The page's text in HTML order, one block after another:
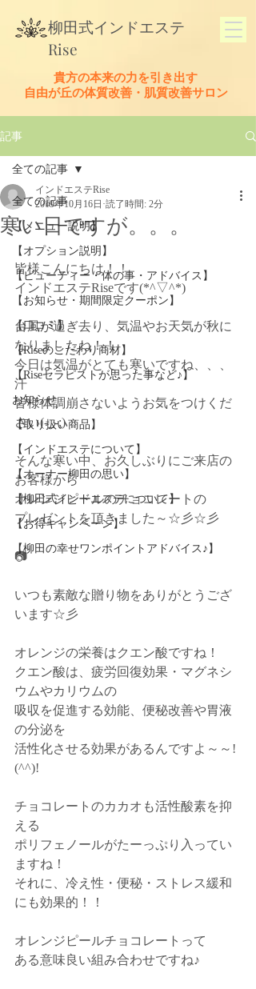
貴方の本来の力を引き出す
​自由が丘の体質改善・肌質改善サロン
​柳田式インドエステ
Rise
記事
全ての記事
【メニュー説明】
【オプション説明】
【ビューティー・体の事・アドバイス】
【お知らせ・期間限定クーポン】
【口コミ】
【Riseのこだわり商材】
【Riseセラピストが思った事など♪】
お知らせ
【取り扱い商品】
【インドエステについて】
【オーナー柳田の思い】
【柳田式インドエステについて】
【お得キャンペーン】
【柳田の幸せワンポイントアドバイス♪】
全ての記事
寒い日ですが。。。
インドエステRise
2019年10月16日 読了時間: 2分
皆様こんにちは！！
インドエステRiseです(*^▽^*)
台風が過ぎ去り、気温やお天気が秋に
なりましたね！！
今日は気温がとても寒いですね、、、
汗
皆様体調崩さないようお気をつけくだ
さい(-_-;)
そんな寒い中、お久しぶりにご来店の
お客様から
オレンジピールのチョコレートの
プレゼントを頂きました～☆彡☆彡
📷
いつも素敵な贈り物をありがとうござ
います☆彡
オレンジの栄養はクエン酸ですね！
クエン酸は、疲労回復効果・マグネシ
ウムやカリウムの
吸収を促進する効能、便秘改善や胃液
の分泌を
活性化させる効果があるんですよ～～!
(^^)!
チョコレートのカカオも活性酸素を抑
える
ポリフェノールがたーっぷり入ってい
ますね！
それに、冷え性・便秘・ストレス緩和
にも効果的！！
オレンジピールチョコレートって
ある意味良い組み合わせですね♪